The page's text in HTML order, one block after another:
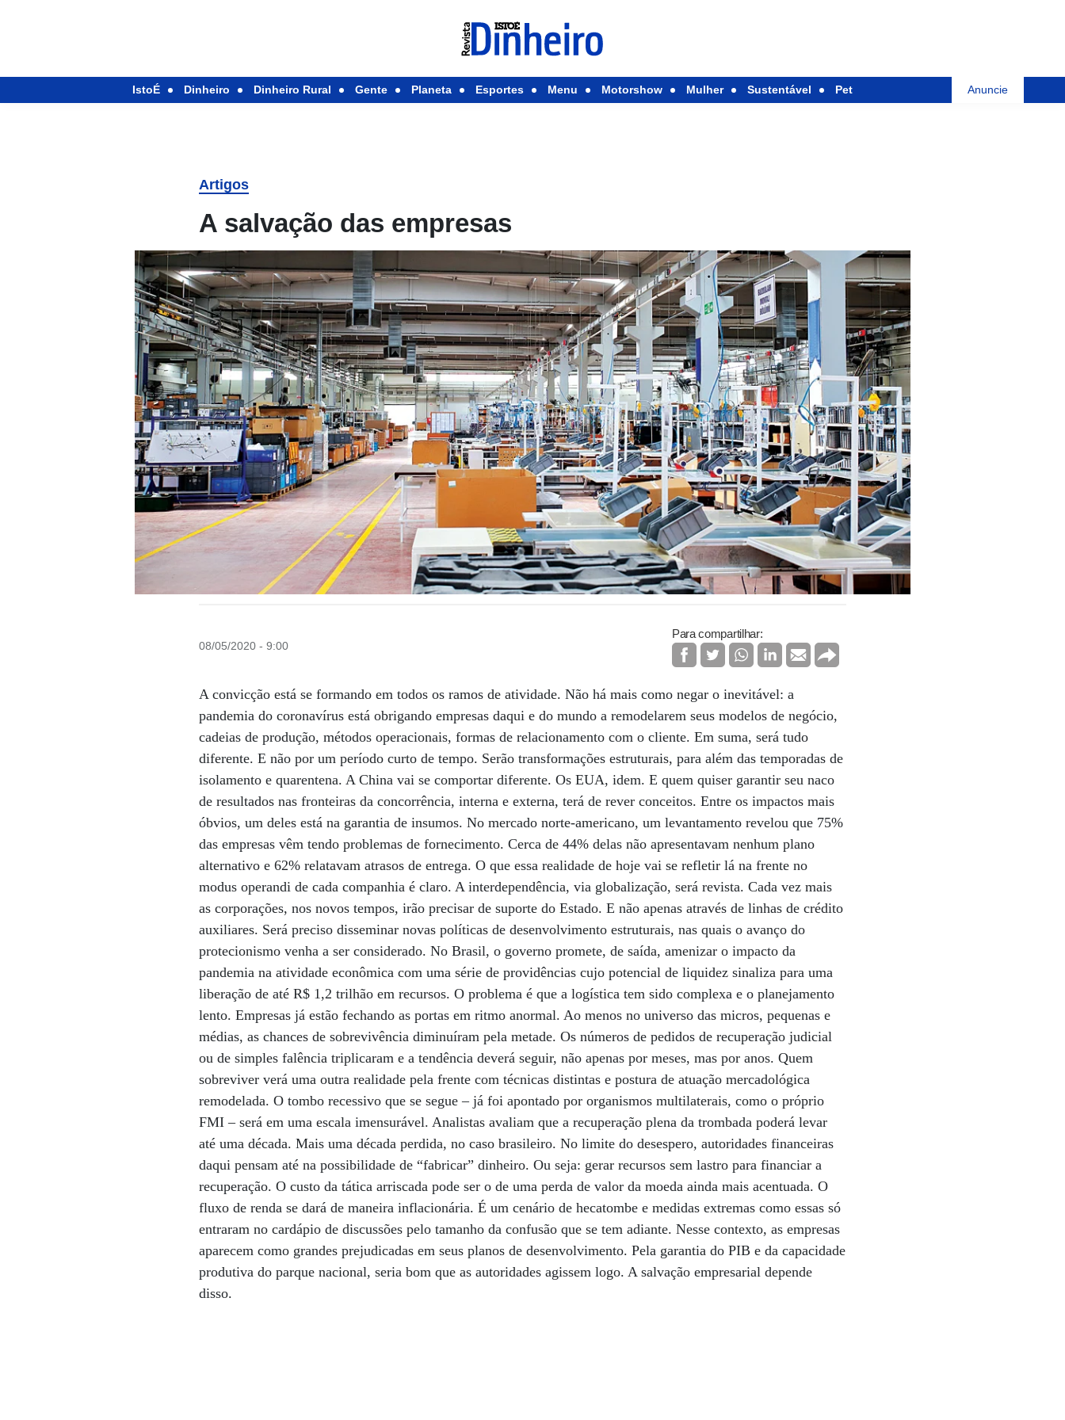
IstoÉ Dinheiro Dinheiro Rural Gente Planeta Esportes Menu Motorshow Mulher Sustentável Pet Anuncie
Artigos
A salvação das empresas
08/05/2020 - 9:00
Para compartilhar:
A convicção está se formando em todos os ramos de atividade. Não há mais como negar o inevitável: a
pandemia do coronavírus está obrigando empresas daqui e do mundo a remodelarem seus modelos de negócio,
cadeias de produção, métodos operacionais, formas de relacionamento com o cliente. Em suma, será tudo
diferente. E não por um período curto de tempo. Serão transformações estruturais, para além das temporadas de
isolamento e quarentena. A China vai se comportar diferente. Os EUA, idem. E quem quiser garantir seu naco
de resultados nas fronteiras da concorrência, interna e externa, terá de rever conceitos. Entre os impactos mais
óbvios, um deles está na garantia de insumos. No mercado norte-americano, um levantamento revelou que 75%
das empresas vêm tendo problemas de fornecimento. Cerca de 44% delas não apresentavam nenhum plano
alternativo e 62% relatavam atrasos de entrega. O que essa realidade de hoje vai se refletir lá na frente no
modus operandi de cada companhia é claro. A interdependência, via globalização, será revista. Cada vez mais
as corporações, nos novos tempos, irão precisar de suporte do Estado. E não apenas através de linhas de crédito
auxiliares. Será preciso disseminar novas políticas de desenvolvimento estruturais, nas quais o avanço do
protecionismo venha a ser considerado. No Brasil, o governo promete, de saída, amenizar o impacto da
pandemia na atividade econômica com uma série de providências cujo potencial de liquidez sinaliza para uma
liberação de até R$ 1,2 trilhão em recursos. O problema é que a logística tem sido complexa e o planejamento
lento. Empresas já estão fechando as portas em ritmo anormal. Ao menos no universo das micros, pequenas e
médias, as chances de sobrevivência diminuíram pela metade. Os números de pedidos de recuperação judicial
ou de simples falência triplicaram e a tendência deverá seguir, não apenas por meses, mas por anos. Quem
sobreviver verá uma outra realidade pela frente com técnicas distintas e postura de atuação mercadológica
remodelada. O tombo recessivo que se segue – já foi apontado por organismos multilaterais, como o próprio
FMI – será em uma escala imensurável. Analistas avaliam que a recuperação plena da trombada poderá levar
até uma década. Mais uma década perdida, no caso brasileiro. No limite do desespero, autoridades financeiras
daqui pensam até na possibilidade de “fabricar” dinheiro. Ou seja: gerar recursos sem lastro para financiar a
recuperação. O custo da tática arriscada pode ser o de uma perda de valor da moeda ainda mais acentuada. O
fluxo de renda se dará de maneira inflacionária. É um cenário de hecatombe e medidas extremas como essas só
entraram no cardápio de discussões pelo tamanho da confusão que se tem adiante. Nesse contexto, as empresas
aparecem como grandes prejudicadas em seus planos de desenvolvimento. Pela garantia do PIB e da capacidade
produtiva do parque nacional, seria bom que as autoridades agissem logo. A salvação empresarial depende
disso.